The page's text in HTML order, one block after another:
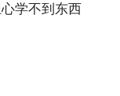
学不到东西